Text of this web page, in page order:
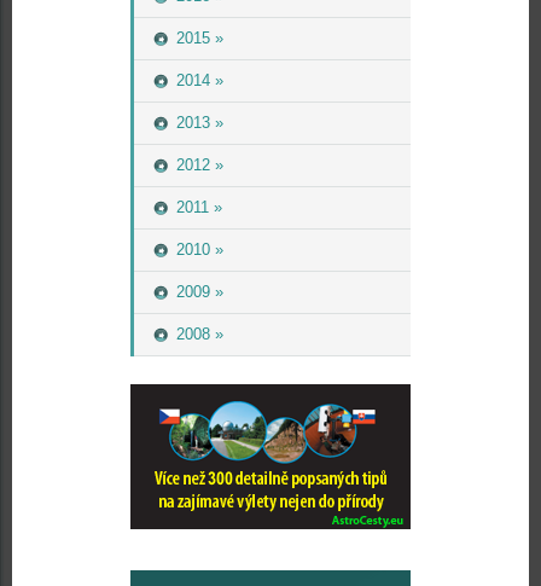
2015 »
2014 »
2013 »
2012 »
2011 »
2010 »
2009 »
2008 »